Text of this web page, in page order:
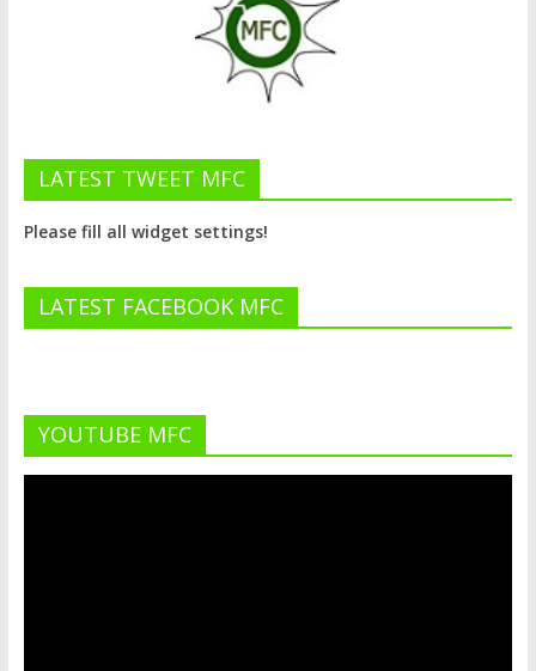
LATEST TWEET MFC
Please fill all widget settings!
LATEST FACEBOOK MFC
YOUTUBE MFC